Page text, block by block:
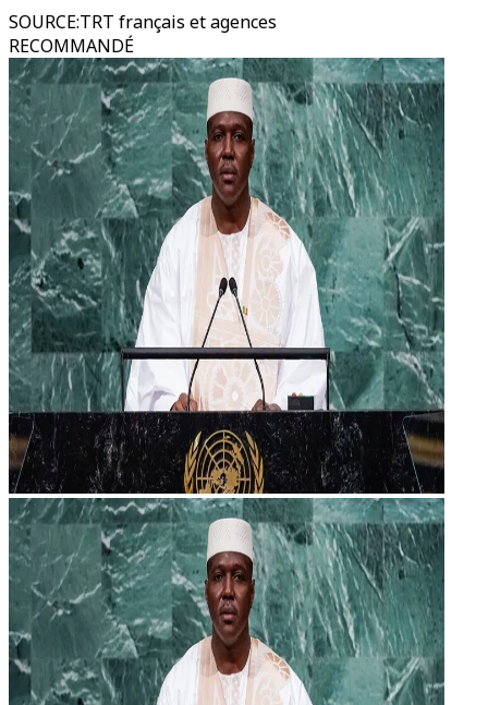
SOURCE:TRT français et agences
RECOMMANDÉ